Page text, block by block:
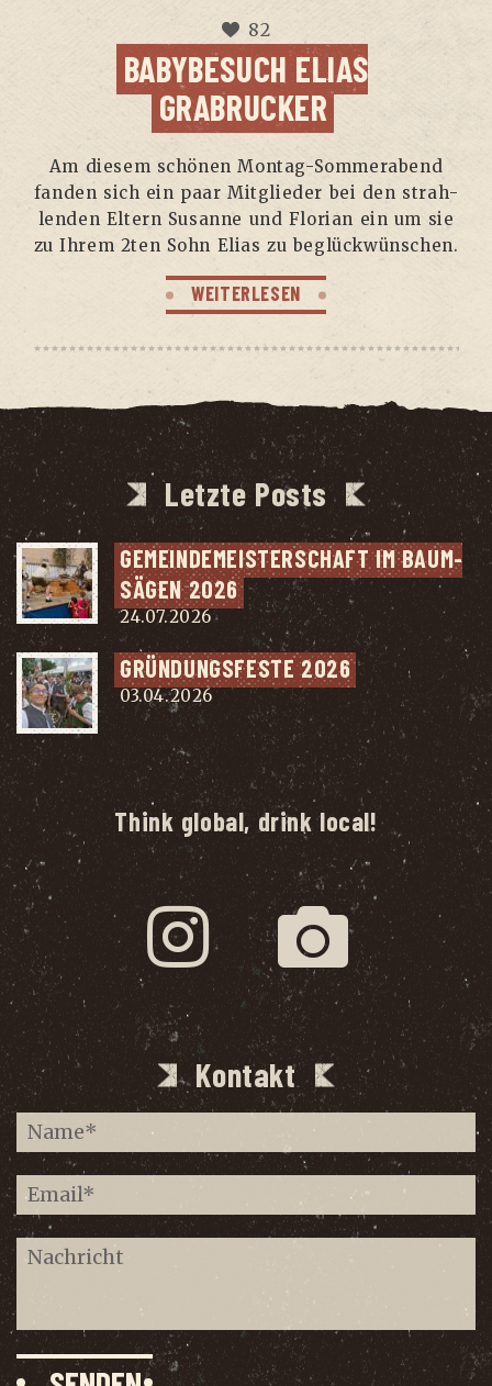
82
BABY­BE­SUCH ELI­AS
GRABRUCKER
Am die­sem schö­nen Mon­tag-Som­mer­abend
fan­den sich ein paar Mit­glie­der bei den strah­
len­den Eltern Susan­ne und Flo­ri­an ein um sie
zu Ihrem 2ten Sohn Eli­as zu beglückwünschen.
WEITERLESEN
Letzte Posts
GEMEIN­DE­MEIS­TER­SCHAFT IM BAUM­
SÄ­GEN 2026
24.07.2026
GRÜN­DUNGS­FES­TE 2026
03.04.2026
Think global, drink local!
Kontakt